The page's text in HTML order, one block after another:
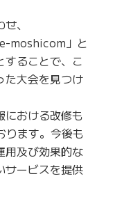
、
moshicom」と
することで、こ
た大会を見つけ
における改修も
ります。今後も
用及び効果的な
サービスを提供